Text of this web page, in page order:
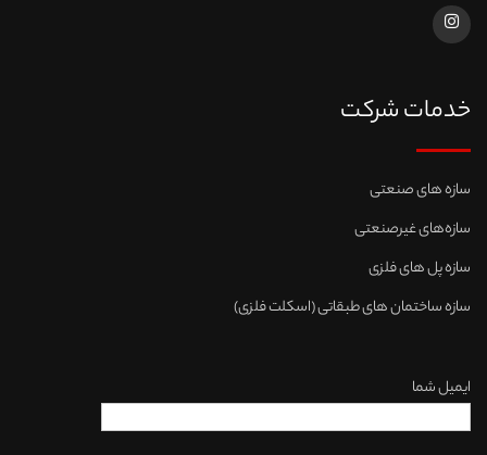
خدمات شرکت
سازه های صنعتی
سازه‌های غیرصنعتی
سازه پل های فلزی
سازه ساختمان های طبقاتی (اسکلت فلزی)
ایمیل شما